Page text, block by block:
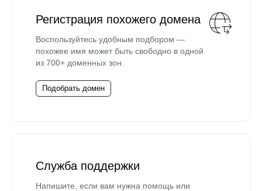
Регистрация похожего домена
Воспользуйтесь удобным подбором —
похожее имя может быть свободно в одной
из 700+ доменных зон.
Подобрать домен
Служба поддержки
Напишите, если вам нужна помощь или